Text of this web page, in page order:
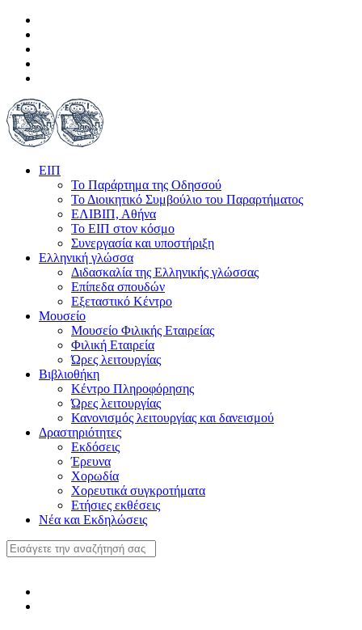
ΕΙΠ
Το Παράρτημα της Οδησσού
Το Διοικητικό Συμβούλιο του Παραρτήματος
ΕΛΙΒΙΠ, Αθήνα
Το ΕΙΠ στον κόσμο
Συνεργασία και υποστήριξη
Ελληνική γλώσσα
Διδασκαλία της Ελληνικής γλώσσας
Επίπεδα σπουδών
Εξεταστικό Κέντρο
Μουσείο
Μουσείο Φιλικής Εταιρείας
Φιλική Εταιρεία
Ώρες λειτουργίας
Βιβλιοθήκη
Κέντρο Πληροφόρησης
Ώρες λειτουργίας
Κανονισμός λειτουργίας και δανεισμού
Δραστηριότητες
Εκδόσεις
Έρευνα
Χορωδία
Χορευτικά συγκροτήματα
Ετήσιες εκθέσεις
Νέα και Εκδηλώσεις